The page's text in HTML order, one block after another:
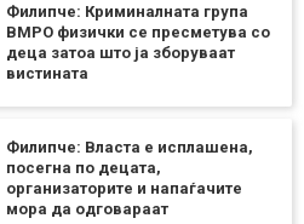
Филипче: Криминалната група
ВМРО физички се пресметува со
деца затоа што ја зборуваат
вистината
Филипче: Власта е исплашена,
посегна по децата,
организаторите и напаѓачите
мора да одговараат